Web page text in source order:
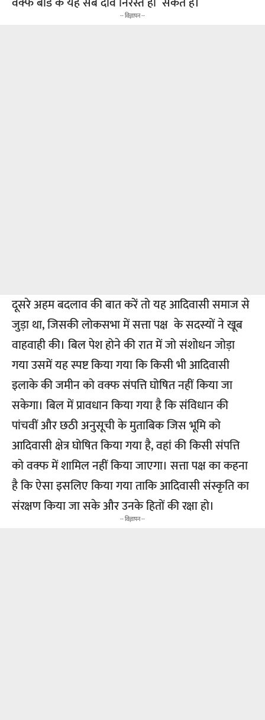
-- विज्ञापन --
दूसरे अहम बदलाव की बात करें तो यह आदिवासी समाज से
जुड़ा था, जिसकी लोकसभा में सत्ता पक्ष के सदस्यों ने खूब
वाहवाही की। बिल पेश होने की रात में जो संशोधन जोड़ा
गया उसमें यह स्पष्ट किया गया कि किसी भी आदिवासी
इलाके की जमीन को वक्फ संपत्ति घोषित नहीं किया जा
सकेगा। बिल में प्रावधान किया गया है कि संविधान की
पांचवीं और छठी अनुसूची के मुताबिक जिस भूमि को
आदिवासी क्षेत्र घोषित किया गया है, वहां की किसी संपत्ति
को वक्फ में शामिल नहीं किया जाएगा। सत्ता पक्ष का कहना
है कि ऐसा इसलिए किया गया ताकि आदिवासी संस्कृति का
संरक्षण किया जा सके और उनके हितों की रक्षा हो।
-- विज्ञापन --